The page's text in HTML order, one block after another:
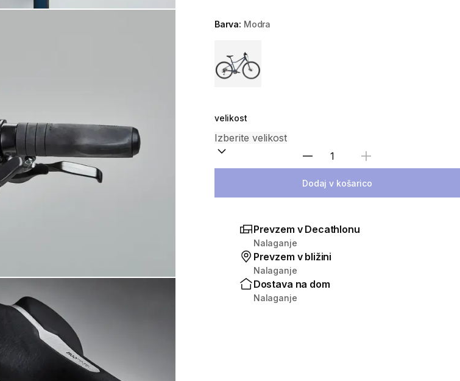
Barva: Modra
velikost
Izberite količino
Dodaj v košarico
Prevzem v Decathlonu
Nalaganje
Prevzem v bližini
Nalaganje
Dostava na dom
Nalaganje